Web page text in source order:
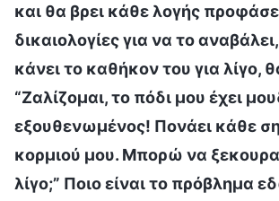
και θα βρει κάθε λογής
δικαιολογίες για να το
κάνει το καθήκον του για λίγο,
“Ζαλίζομαι, το πόδι μου έχει
εξουθενωμένος! Πονάει κάθε
κορμιού μου. Μπορώ να
λίγο;” Ποιο είναι το πρόβλημα